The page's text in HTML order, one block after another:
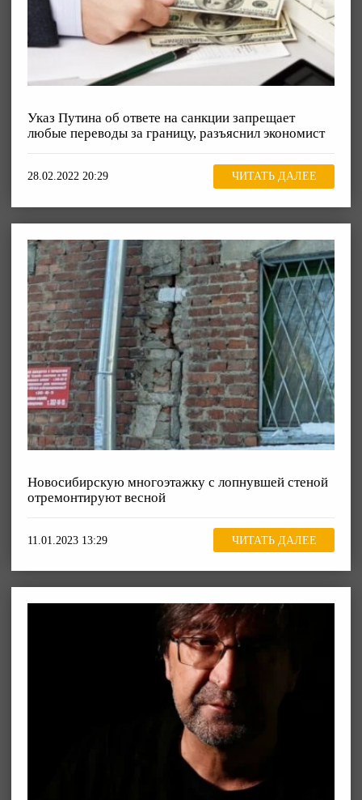
Указ Путина об ответе на санкции запрещает
любые переводы за границу, разъяснил экономист
28.02.2022 20:29 ЧИТАТЬ ДАЛЕЕ
Новосибирскую многоэтажку с лопнувшей стеной
отремонтируют весной
11.01.2023 13:29 ЧИТАТЬ ДАЛЕЕ